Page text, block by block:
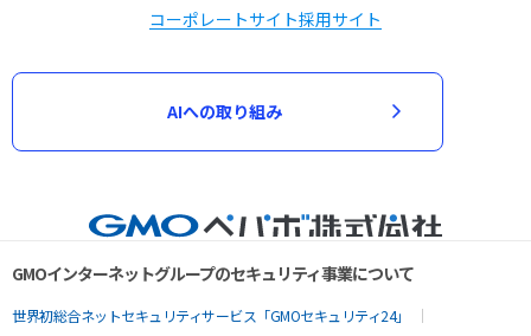
コーポレートサイト採用サイト
AIへの取り組み
GMOインターネットグループのセキュリティ事業について
世界初総合ネットセキュリティサービス「GMOセキュリティ24」